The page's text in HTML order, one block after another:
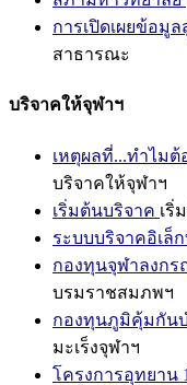
การเปิดเผยข้อมู
สาธารณะ
บริจาคให้จุฬาฯ
เหตุผลที่...ทำไมต้
บริจาคให้จุฬาฯ
เริ่มต้นบริจาค เริ่
ระบบบริจาคอิเล็
กองทุนจุฬาลงก
บรมราชสมภพฯ
กองทุนภูมิคุ้มกันบ
มะเร็งจุฬาฯ
โครงการอุทยาน